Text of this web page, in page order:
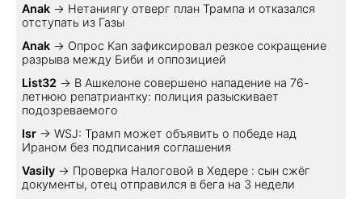
Anak → Нетаниягу отверг план Трампа и отказался
отступать из Газы
Anak → Опрос Kan зафиксировал резкое сокращение
разрыва между Биби и оппозицией
List32 → В Ашкелоне совершено нападение на 76-
летнюю репатриантку: полиция разыскивает
подозреваемого
Isr → WSJ: Трамп может объявить о победе над
Ираном без подписания соглашения
Vasily → Проверка Налоговой в Хедере : сын сжёг
документы, отец отправился в бега на 3 недели